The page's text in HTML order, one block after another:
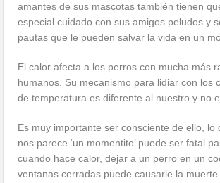
amantes de sus mascotas también tienen
especial cuidado con sus amigos peludos y
pautas que le pueden salvar la vida en un
El calor afecta a los perros con mucha más
humanos. Su mecanismo para lidiar con los
de temperatura es diferente al nuestro y no
Es muy importante ser consciente de ello, lo
nos parece ‘un momentito’ puede ser fatal
cuando hace calor, dejar a un perro en un
ventanas cerradas puede causarle la